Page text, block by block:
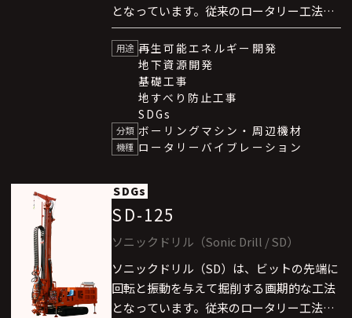
となっています。従来のロータリー工法、
エアハンマー方式、ロータリーパーカッ
ション工法に比べて格段に高速な掘削を可
能としました。なお、本技術はカナダ
SONIC DRILL社と技術提携しています。
ソニックドリル（SD）は、”東京スカイツ
リー”地区での熱供給（地域冷暖房）事業
においても、その卓越した能力を発揮して
用途 再生可能エネルギー開発
地下資源開発
基礎工事
地すべり防止工事
SDGs
分類 ボーリングマシン・周辺機材
機種 ロータリーバイブレーション
SDGs
SD-125
ソニックドリル（Sonic Drill / SD）
ソニックドリル（SD）は、ビットの先端に
回転と振動を与えて掘削する画期的な工法
となっています。従来のロータリー工法、